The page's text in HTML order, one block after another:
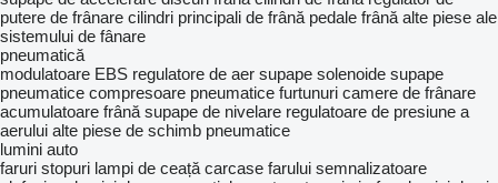
putere de frânare cilindri principali de frână pedale frână alte piese ale
sistemului de fânare
pneumatică
modulatoare EBS regulatore de aer supape solenoide supape
pneumatice compresoare pneumatice furtunuri camere de frânare
acumulatoare frână supape de nivelare regulatoare de presiune a
aerului alte piese de schimb pneumatice
lumini auto
faruri stopuri lampi de ceață carcase farului semnalizatoare